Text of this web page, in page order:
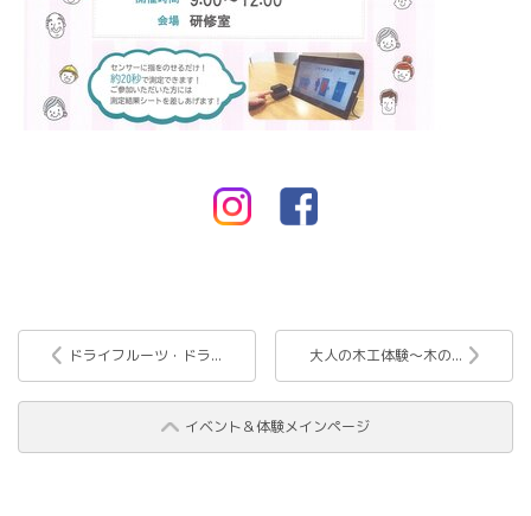
ドライフルーツ・ドラ...
イベント＆体験メインページ
大人の木工体験～木の...